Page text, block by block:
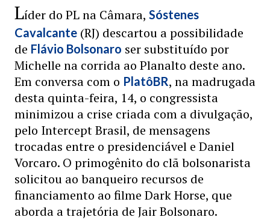
Líder do PL na Câmara, Sóstenes
Cavalcante (RJ) descartou a possibilidade
de Flávio Bolsonaro ser substituído por
Michelle na corrida ao Planalto deste ano.
Em conversa com o PlatôBR, na madrugada
desta quinta-feira, 14, o congressista
minimizou a crise criada com a divulgação,
pelo Intercept Brasil, de mensagens
trocadas entre o presidenciável e Daniel
Vorcaro. O primogênito do clã bolsonarista
solicitou ao banqueiro recursos de
financiamento ao filme Dark Horse, que
aborda a trajetória de Jair Bolsonaro.